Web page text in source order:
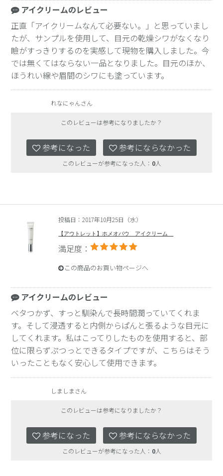
アイクリームのレビュー
正直「アイクリームなんて必要ない。」と思っていまし
たが、サンプルを使用して、目元の乾燥シワがなくなり
瞼がすっきりするのを実感して現物を購入しました。今
では無くてはならない一品となりました。目元のほか、
ほうれい線や眉間のシワにも塗っています。
れなにゃんさん
このレビューは参考になりましたか？
参考になった 参考にならなかった
このレビューが参考になった人： 0人
投稿日：2017年10月25日（水）
【アウトレット】ホメオバウ アイクリーム
満足度：
この商品のお買い物ページへ
アイクリームのレビュー
ベタつかず、すっと馴染んで長時間潤っていてくれま
す。そして浸透すると内側からぱんと張るような目元に
してくれます。私はこってりしたものを使用すると、部
位に限らずぷつっとできるタイプですが、こちらはそう
いったこともなく安心して使用できます。
しましまさん
このレビューは参考になりましたか？
参考になった 参考にならなかった
このレビューが参考になった人： 0人